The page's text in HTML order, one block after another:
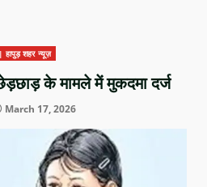
शहर न्यूज़
के मामले में मुकदमा दर्ज
March 17, 2026